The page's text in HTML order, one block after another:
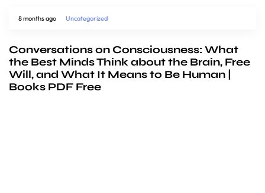
8 months ago Uncategorized
Conversations on Consciousness: What
the Best Minds Think about the Brain, Free
Will, and What It Means to Be Human |
Books PDF Free